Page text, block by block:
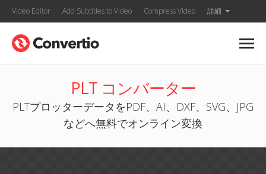
Video Editor Add Subtitles to Video Compress Video 詳細
PLT コンバーター
PLTプロッターデータをPDF、AI、DXF、SVG、JPG
などへ無料でオンライン変換